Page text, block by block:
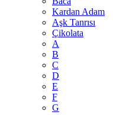
Kardan Adam
Aşk Tanrısı
Çikolata
A
B
C
D
E
F
G